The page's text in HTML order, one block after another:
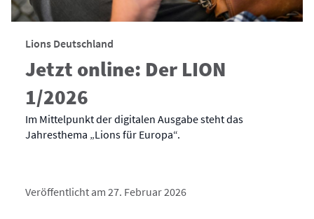
Lions Deutschland
Jetzt online: Der LION
1/2026
Im Mittelpunkt der digitalen Ausgabe steht das
Jahresthema „Lions für Europa“.
Veröffentlicht am 27. Februar 2026